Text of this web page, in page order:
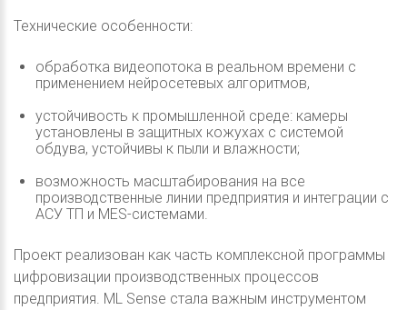
Технические особенности:
обработка видеопотока в реальном времени с
применением нейросетевых алгоритмов,
устойчивость к промышленной среде: камеры
установлены в защитных кожухах с системой
обдува, устойчивы к пыли и влажности;
возможность масштабирования на все
производственные линии предприятия и интеграции с
АСУ ТП и MES-системами.
Проект реализован как часть комплексной программы
цифровизации производственных процессов
предприятия. ML Sense стала важным инструментом